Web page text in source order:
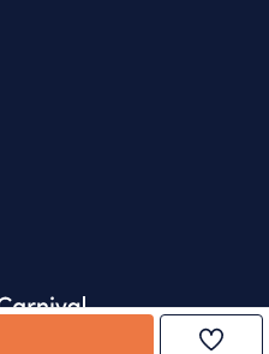
テンプレートライセンス·ク